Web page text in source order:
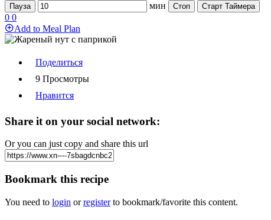
Пауза мин Стоп Старт Таймера
0 0
Add to Meal Plan
Поделиться
9 Просмотры
Нравится
Share it on your social network:
Or you can just copy and share this url
Bookmark this recipe
You need to login orregisterto bookmark/favorite this content.